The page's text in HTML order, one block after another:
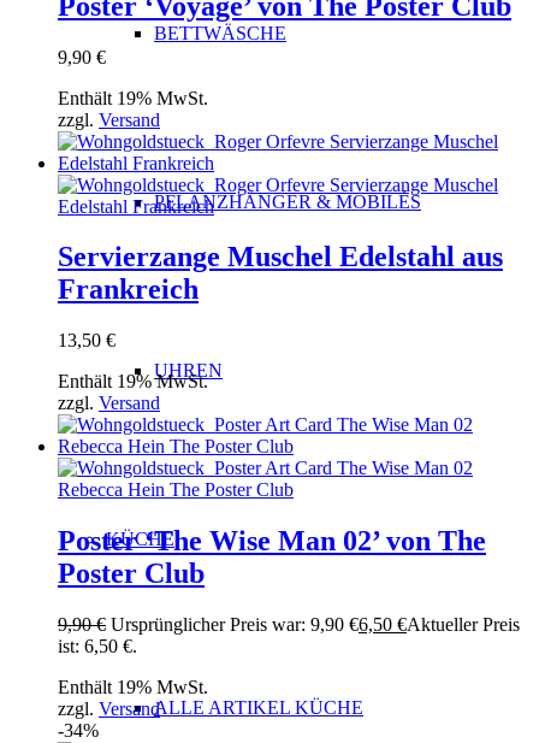
BETTWÄSCHE
PFLANZHÄNGER & MOBILÉS
UHREN
KÜCHE
ALLE ARTIKEL KÜCHE
9,90 €
Enthält 19% MwSt.
zzgl. Versand
Servierzange Muschel Edelstahl aus
Frankreich
13,50 €
Enthält 19% MwSt.
zzgl. Versand
Poster ‘The Wise Man 02’ von The
Poster Club
9,90€ Ursprünglicher Preis war: 9,90 €6,50 €Aktueller Preis
ist: 6,50 €.
Enthält 19% MwSt.
zzgl. Versand
-34%